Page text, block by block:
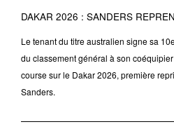
DAKAR 2026 : SANDERS
Le tenant du titre australien signe sa
du classement général à son
course sur le Dakar 2026, première
Sanders.